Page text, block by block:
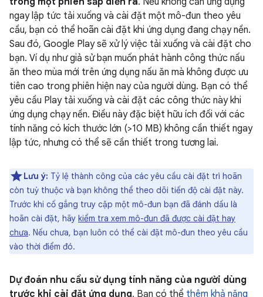
ngay lập tức tải xuống và cài đặt một mô-đun theo yêu
cầu, bạn có thể hoãn cài đặt khi ứng dụng đang chạy nền.
Sau đó, Google Play sẽ xử lý việc tải xuống và cài đặt cho
bạn. Ví dụ như giả sử bạn muốn phát hành công thức nấu
ăn theo mùa mới trên ứng dụng nấu ăn mà không được ưu
tiên cao trong phiên hiện nay của người dùng. Bạn có thể
yêu cầu Play tải xuống và cài đặt các công thức này khi
ứng dụng chạy nền. Điều này đặc biệt hữu ích đối với các
tính năng có kích thước lớn (>10 MB) không cần thiết ngay
lập tức, nhưng có thể sẽ cần thiết trong tương lai.
Lưu ý: Tỷ lệ thành công của các yêu cầu cài đặt trì hoãn
còn tuỳ thuộc và bạn không thể theo dõi tiến độ cài đặt này.
Trước khi cố gắng truy cập một mô-đun bạn đã đánh dấu là
hoãn cài đặt, hãy kiểm tra xem mô-đun đã được cài đặt hay
chưa. Nếu chưa, bạn luôn có thể cài đặt mô-đun theo yêu cầu
vào thời điểm đó.
Dự đoán nhu cầu sử dụng tính năng của người dùng
trước khi cài đặt ứng dụng. Bạn có thể thêm khả năng